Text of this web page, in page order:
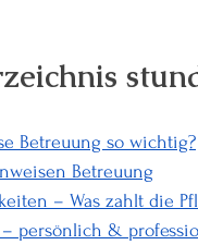
Betreuung so wichtig?
Betreuung
– Was zahlt die
persönlich &